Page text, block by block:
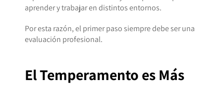
aprender y trabajar en distintos entornos.
Por esta razón, el primer paso siempre debe ser una
evaluación profesional.
El Temperamento es Más